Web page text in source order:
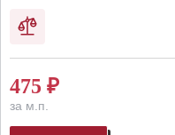
475 ₽
за м.п.